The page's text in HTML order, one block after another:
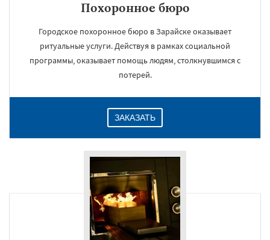
Похоронное бюро
Городское похоронное бюро в Зарайске оказывает
ритуальные услуги. Действуя в рамках социальной
программы, оказывает помощь людям, столкнувшимся с
потерей.
ЗАКАЗАТЬ